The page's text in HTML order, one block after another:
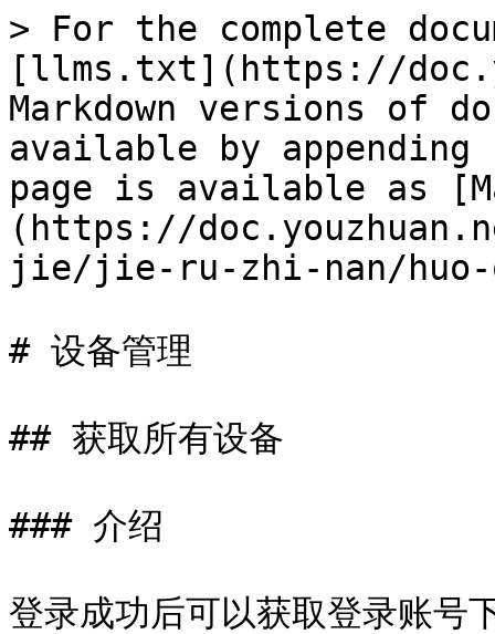
> For the complete
[llms.txt](https://
Markdown versions of
available by
page is available as
(https://
jie/jie-ru-zhi-nan/huo-
# 设备管理
## 获取所有设备
### 介绍
登录成功后可以获取登录账号